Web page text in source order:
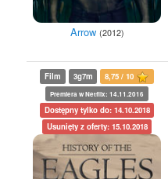
Arrow (2012)
Film 3g7m 8,75 / 10
Premiera w Netflix: 14.11.2016
Dostępny tylko do: 14.10.2018
Usunięty z oferty: 15.10.2018